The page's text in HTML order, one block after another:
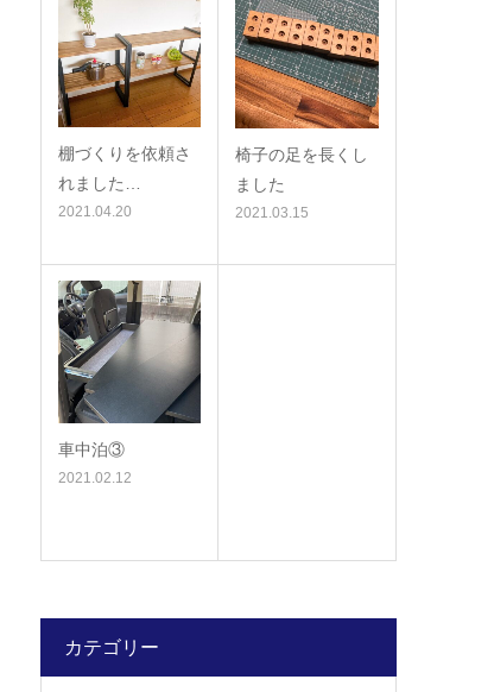
棚づくりを依頼さ
れました…
2021.04.20
椅子の足を長くし
ました
2021.03.15
車中泊③
2021.02.12
カテゴリー